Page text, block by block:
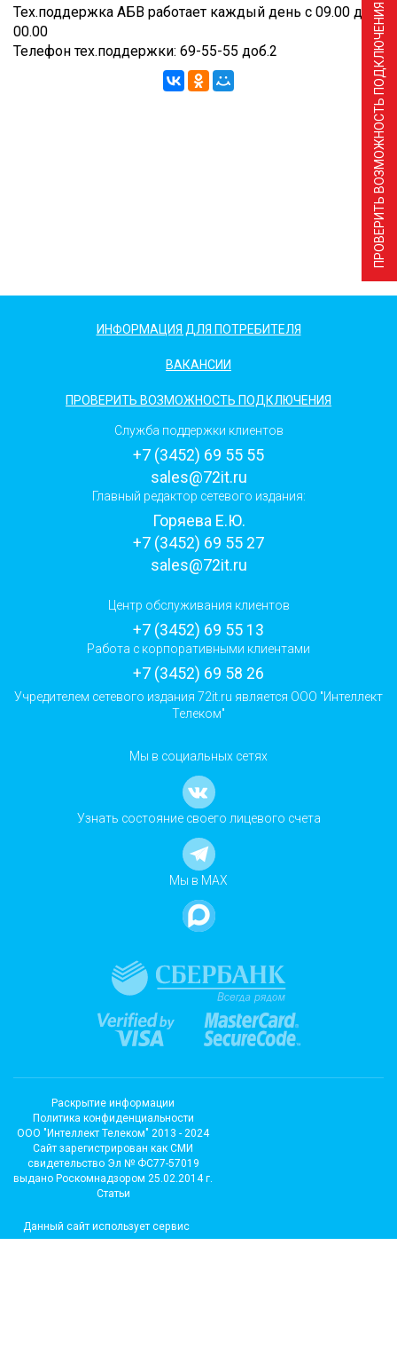
ПРОВЕРИТЬ ВОЗМОЖНОСТЬ ПОДКЛЮЧЕНИЯ
Тех.поддержка АБВ работает каждый день с 09.00 до
00.00
Телефон тех.поддержки: 69-55-55 доб.2
ИНФОРМАЦИЯ ДЛЯ ПОТРЕБИТЕЛЯ
ВАКАНСИИ
ПРОВЕРИТЬ ВОЗМОЖНОСТЬ ПОДКЛЮЧЕНИЯ
Служба поддержки клиентов
+7 (3452) 69 55 55
sales@72it.ru
Главный редактор сетевого издания:
Горяева Е.Ю.
+7 (3452) 69 55 27
sales@72it.ru
Центр обслуживания клиентов
+7 (3452) 69 55 13
Работа с корпоративными клиентами
+7 (3452) 69 58 26
Учредителем сетевого издания 72it.ru является ООО "Интеллект
Телеком"
Мы в социальных сетях
Узнать состояние своего лицевого счета
Мы в MAX
Раскрытие информации
Политика конфиденциальности
ООО "Интеллект Телеком" 2013 - 2024
Cайт зарегистрирован как СМИ
свидетельство Эл № ФС77-57019
выдано Роскомнадзором 25.02.2014 г.
Статьи
Данный сайт использует сервис
метрических программ и